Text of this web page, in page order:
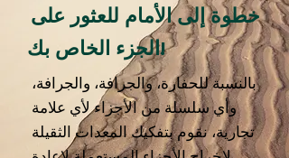
خطوة إلى الأمام للعثور على
الجزء الخاص بك!
بالنسبة للحفارة، والجرافة، والجرافة،
وأي سلسلة من الأجزاء لأي علامة
تجارية، نقوم بتفكيك المعدات الثقيلة